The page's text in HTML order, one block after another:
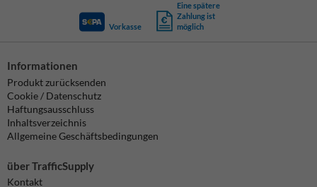
Vorkasse
Eine spätere
Zahlung ist
möglich
Informationen
Produkt zurücksenden
Cookie / Datenschutz
Haftungsausschluss
Inhaltsverzeichnis
Allgemeine Geschäftsbedingungen
über TrafficSupply
Kontakt